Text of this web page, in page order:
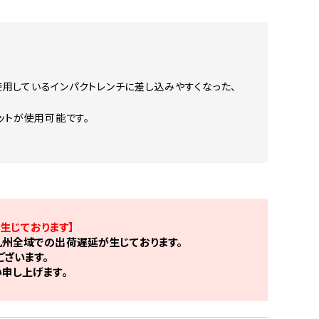
ているインパクトレンチに差し込みやすくなった、
トが使用可能です。
ております】
全域での出荷遅延が生じております。
います。
し上げます。